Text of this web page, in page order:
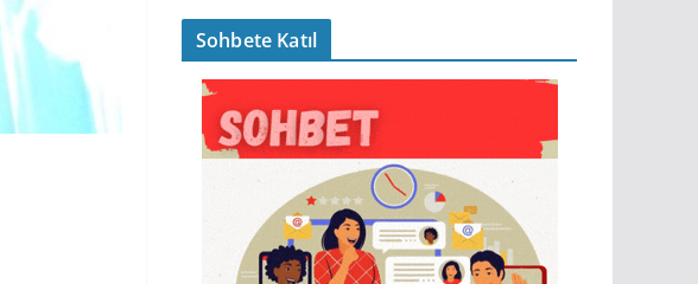
Sohbete Katıl